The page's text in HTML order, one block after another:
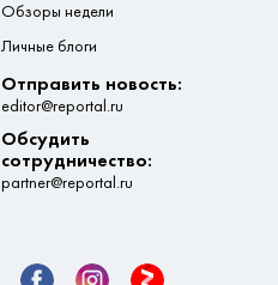
Обзоры недели
Личные блоги
Отправить новость:
editor@reportal.ru
Обсудить
сотрудничество:
partner@reportal.ru